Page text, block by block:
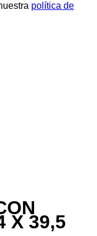
política de
X 39,5